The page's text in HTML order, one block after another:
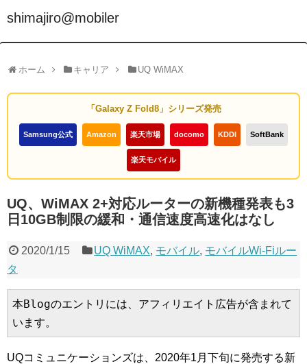
shimajiro@mobiler
ホーム キャリア UQ WiMAX
「Galaxy Z Fold8」シリーズ発売
Samsung公式 Amazon 楽天市場 docomo KDDI SoftBank
楽天モバイル
UQ、WiMAX 2+対応ルーターの新機種発表も3
日10GB制限の緩和・通信速度高速化はなし
2020/1/15 UQ WiMAX, モバイル, モバイルWi-Fiルー
タ
本Blogのエントリには、アフィリエイト広告が含まれて
います。
UQコミュニケーションズは、2020年1月下旬に発売する新